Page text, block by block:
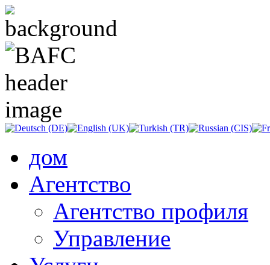
дом
Агентство
Агентство профиля
Управление